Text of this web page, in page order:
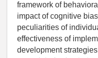
framework of
impact of cognitive
peculiarities of
effectiveness of
development